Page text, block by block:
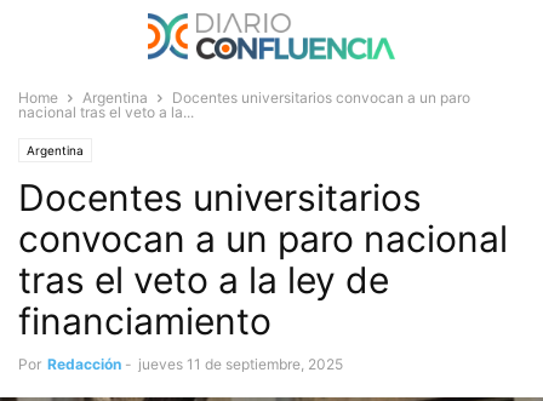
Home Argentina
Docentes universitarios convocan a un paro
nacional tras el veto a la...
Argentina
Docentes universitarios
convocan a un paro nacional
tras el veto a la ley de
financiamiento
Por Redacción - jueves 11 de septiembre, 2025